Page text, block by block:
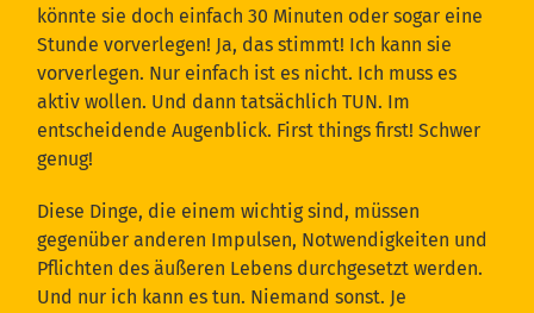
könnte sie doch einfach 30 Minuten oder sogar eine
Stunde vorverlegen! Ja, das stimmt! Ich kann sie
vorverlegen. Nur einfach ist es nicht. Ich muss es
aktiv wollen. Und dann tatsächlich TUN. Im
entscheidende Augenblick. First things first! Schwer
genug!
Diese Dinge, die einem wichtig sind, müssen
gegenüber anderen Impulsen, Notwendigkeiten und
Pflichten des äußeren Lebens durchgesetzt werden.
Und nur ich kann es tun. Niemand sonst. Je